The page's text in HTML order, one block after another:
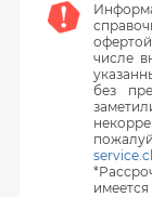
числе
без